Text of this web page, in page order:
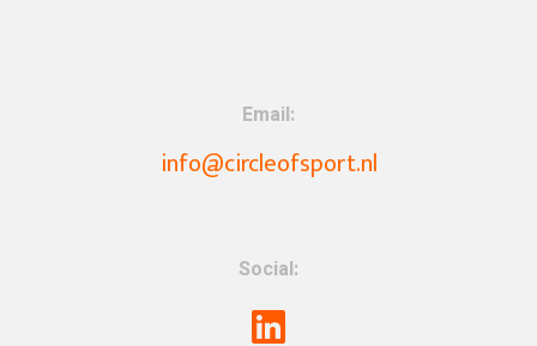
Email:
info@circleofsport.nl
Social: